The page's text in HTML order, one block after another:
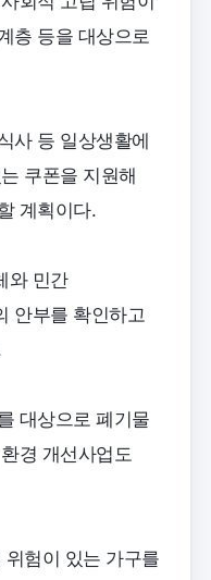
층 등을 대상으로
사 등 일상생활에
쿠폰을 지원해
계획이다.
와 민간
안부를 확인하고
대상으로 폐기물
경 개선사업도
험이 있는 가구를